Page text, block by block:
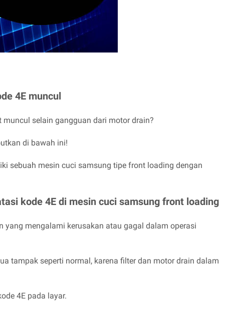
4E muncul
selain gangguan dari motor drain?
di bawah ini!
sebuah mesin cuci samsung tipe front loading dengan
kode 4E di mesin cuci samsung front loading
yang mengalami kerusakan atau gagal dalam operasi
tampak seperti normal, karena filter dan motor drain dalam
4E pada layar.